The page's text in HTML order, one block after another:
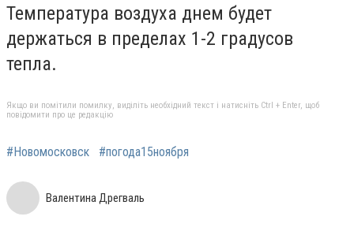
Температура воздуха днем будет
держаться в пределах 1-2 градусов
тепла.
Якщо ви помітили помилку, виділіть необхідний текст і натисніть Ctrl + Enter, щоб
повідомити про це редакцію
#Новомосковск #погода15ноября
Валентина Дрегваль